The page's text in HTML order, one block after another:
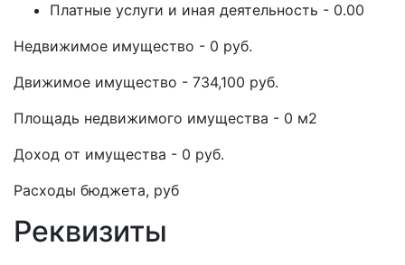
Платные услуги и иная деятельность - 0.00
Недвижимое имущество - 0 руб.
Движимое имущество - 734,100 руб.
Площадь недвижимого имущества - 0 м2
Доход от имущества - 0 руб.
Расходы бюджета, руб
Реквизиты